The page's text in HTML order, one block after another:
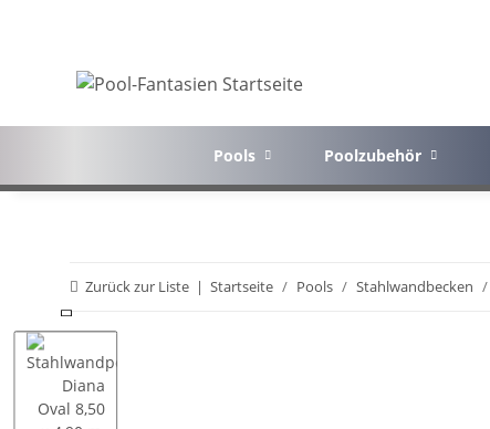
Pools Poolzubehör
Zurück zur Liste Startseite Pools Stahlwandbecken